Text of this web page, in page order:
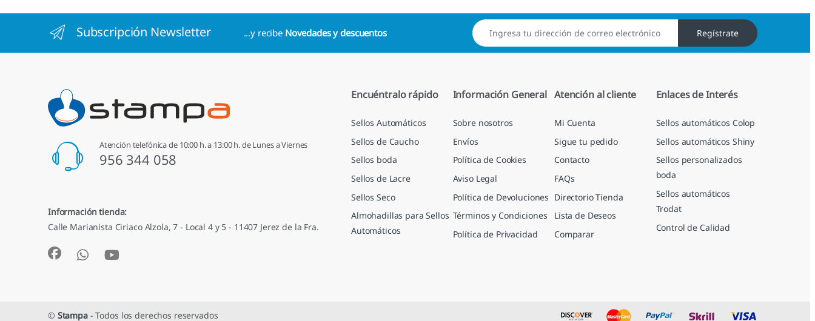
Subscripción Newsletter ...y recibe Novedades y descuentos Regístrate
Atención telefónica de 10:00 h. a 13:00 h. de Lunes a Viernes
956 344 058
Información tienda:
Calle Marianista Ciriaco Alzola, 7 - Local 4 y 5 - 11407 Jerez de la Fra.
Encuéntralo rápido
Sellos Automáticos
Sellos de Caucho
Sellos boda
Sellos de Lacre
Sellos Seco
Almohadillas para Sellos
Automáticos
Información General
Sobre nosotros
Envíos
Política de Cookies
Aviso Legal
Política de Devoluciones
Términos y Condiciones
Política de Privacidad
Atención al cliente
Mi Cuenta
Sigue tu pedido
Contacto
FAQs
Directorio Tienda
Lista de Deseos
Comparar
Enlaces de Interés
Sellos automáticos Colop
Sellos automáticos Shiny
Sellos personalizados
boda
Sellos automáticos
Trodat
Control de Calidad
© Stampa- Todos los derechos reservados